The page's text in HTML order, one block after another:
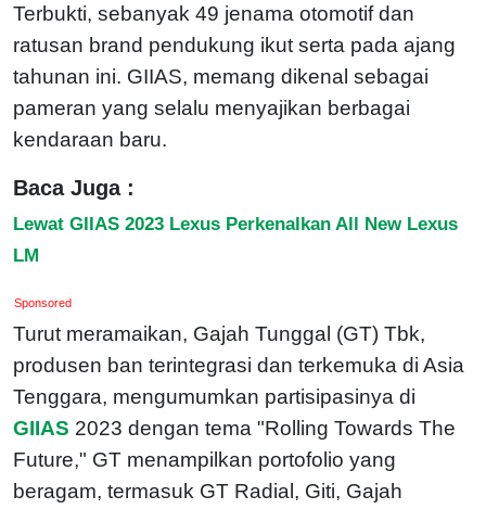
Terbukti, sebanyak 49 jenama otomotif dan
ratusan brand pendukung ikut serta pada ajang
tahunan ini. GIIAS, memang dikenal sebagai
pameran yang selalu menyajikan berbagai
kendaraan baru.
Baca Juga :
Lewat GIIAS 2023 Lexus Perkenalkan All New Lexus
LM
Sponsored
Turut meramaikan, Gajah Tunggal (GT) Tbk,
produsen ban terintegrasi dan terkemuka di Asia
Tenggara, mengumumkan partisipasinya di
GIIAS 2023 dengan tema "Rolling Towards The
Future," GT menampilkan portofolio yang
beragam, termasuk GT Radial, Giti, Gajah